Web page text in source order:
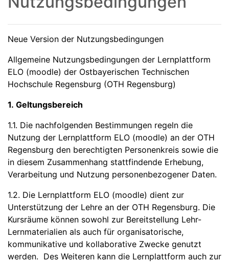
Neue Version der Nutzungsbedingungen
Allgemeine Nutzungsbedingungen der Lernplattform
ELO (moodle) der Ostbayerischen Technischen
Hochschule Regensburg (OTH Regensburg)
1. Geltungsbereich
1.1. Die nachfolgenden Bestimmungen regeln die
Nutzung der Lernplattform ELO (moodle) an der OTH
Regensburg den berechtigten Personenkreis sowie die
in diesem Zusammenhang stattfindende Erhebung,
Verarbeitung und Nutzung personenbezogener Daten.
1.2. Die Lernplattform ELO (moodle) dient zur
Unterstützung der Lehre an der OTH Regensburg. Die
Kursräume können sowohl zur Bereitstellung Lehr-
Lernmaterialien als auch für organisatorische,
kommunikative und kollaborative Zwecke genutzt
werden. Des Weiteren kann die Lernplattform auch zur